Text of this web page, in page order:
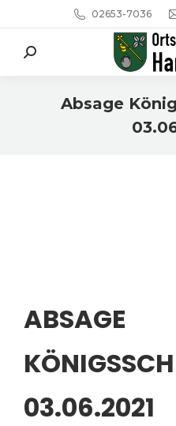
02653-7036
Search:
Absage
ABSAGE
3.06.2021